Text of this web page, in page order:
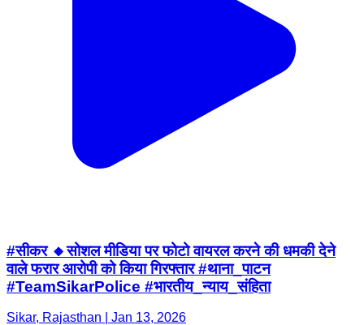
#सीकर 🔸सोशल मीडिया पर फोटो वायरल करने की धमकी देने
वाले फरार आरोपी को किया गिरफ्तार #थाना_पाटन
#TeamSikarPolice #भारतीय_न्याय_संहिता
Sikar, Rajasthan | Jan 13, 2026